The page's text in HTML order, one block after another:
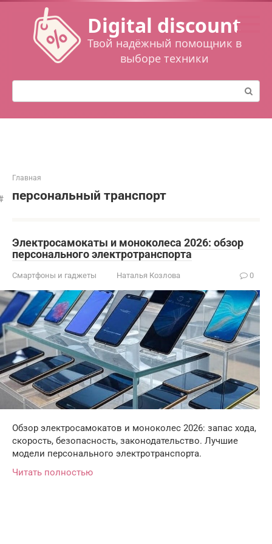
Перейти
контенту
Digital discount
Твой надёжный помощник в
выборе техники
Поиск:
Главная
персональный транспорт
Электросамокаты и моноколеса 2026: обзор
персонального электротранспорта
Смартфоны и гаджеты Наталья Козлова 0
Обзор электросамокатов и моноколес 2026: запас хода,
скорость, безопасность, законодательство. Лучшие
модели персонального электротранспорта.
Читать полностью